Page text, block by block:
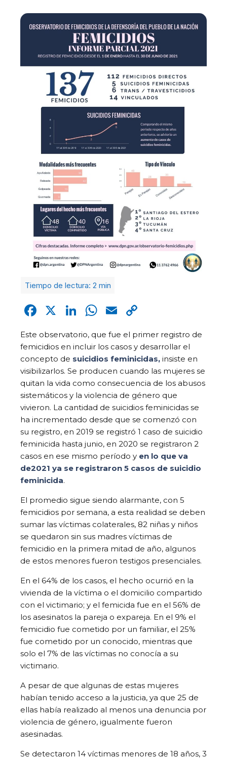
Facebook
X LinkedIn
WhatsApp
Email
Link
Este observatorio, que fue el primer registro de
femicidios en incluir los casos y desarrollar el
concepto de suicidios feminicidas, insiste en
visibilizarlos. Se producen cuando las mujeres se
quitan la vida como consecuencia de los abusos
sistemáticos y la violencia de género que
vivieron. La cantidad de suicidios feminicidas se
ha incrementado desde que se comenzó con
su registro, en 2019 se registró 1 caso de suicidio
feminicida hasta junio, en 2020 se registraron 2
casos en ese mismo período y en lo que va
de2021 ya se registraron 5 casos de suicidio
feminicida.
El promedio sigue siendo alarmante, con 5
femicidios por semana, a esta realidad se deben
sumar las víctimas colaterales, 82 niñas y niños
se quedaron sin sus madres víctimas de
femicidio en la primera mitad de año, algunos
de estos menores fueron testigos presenciales.
En el 64% de los casos, el hecho ocurrió en la
vivienda de la víctima o el domicilio compartido
con el victimario; y el femicida fue en el 56% de
los asesinatos la pareja o expareja. En el 9% el
femicidio fue cometido por un familiar, el 25%
fue cometido por un conocido, mientras que
solo el 7% de las víctimas no conocía a su
victimario.
A pesar de que algunas de estas mujeres
habían tenido acceso a la justicia, ya que 25 de
ellas había realizado al menos una denuncia por
violencia de género, igualmente fueron
asesinadas.
Se detectaron 14 víctimas menores de 18 años, 3